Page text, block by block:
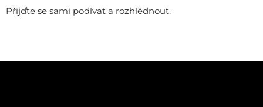
Přijďte se sami podívat a rozhlédnout.